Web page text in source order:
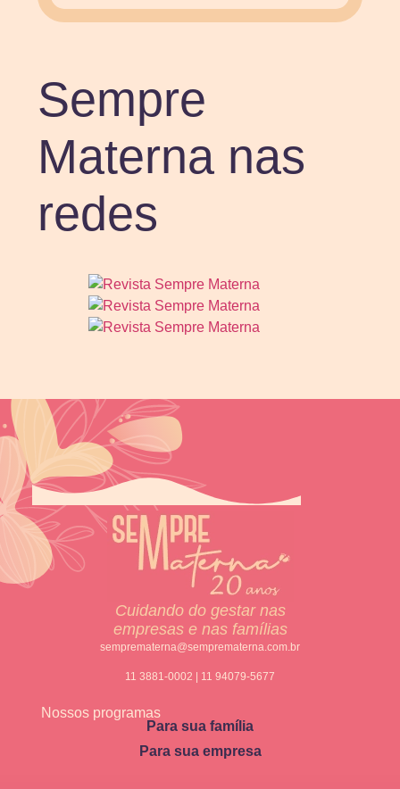
Sempre
Materna nas
redes
Cuidando do gestar nas
empresas e nas famílias
semprematerna@semprematerna.com.br
11 3881-0002 | 11 94079-5677
Nossos programas
Para sua família
Para sua empresa